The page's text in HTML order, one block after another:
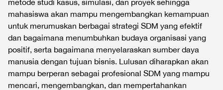
metode studi kasus, simulasi, dan proyek sehingga
mahasiswa akan mampu mengembangkan kemampuan
untuk merumuskan berbagai strategi SDM yang efektif
dan bagaimana menumbuhkan budaya organisasi yang
positif, serta bagaimana menyelaraskan sumber daya
manusia dengan tujuan bisnis. Lulusan diharapkan akan
mampu berperan sebagai profesional SDM yang mampu
mencari, mengembangkan, dan mempertahankan